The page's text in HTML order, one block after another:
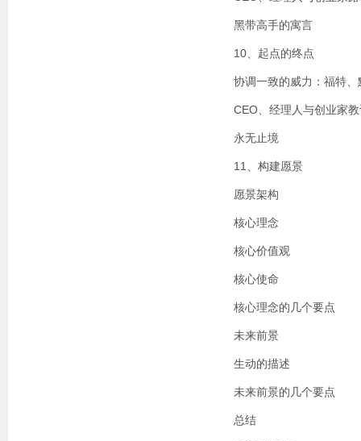
黑带高手的寓言
10、起点的终点
协调一致的威力：福特、
CEO、经理人与创业家
永无止境
11、构建愿景
愿景架构
核心理念
核心价值观
核心使命
核心理念的几个要点
未来前景
生动的描述
未来前景的几个要点
总结